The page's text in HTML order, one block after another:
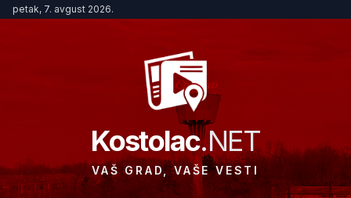
petak, 7. avgust 2026.
Kostolac.NET
VAŠ GRAD, VAŠE VESTI